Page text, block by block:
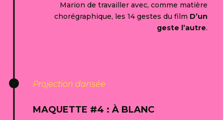
Marion de travailler avec, comme matière
chorégraphique, les 14 gestes du film D’un
geste l’autre.
Projection dansée
MAQUETTE #4 : À BLANC